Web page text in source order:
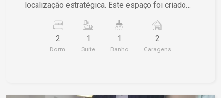
localização estratégica. Este espaço foi criado
seu dia a dia. Características do Imóvel 2
dormitórios espaçosos proporcionando conforto
pessoal Sala ampla permitindo que você
2
Dorm.
1
Suite
1
Banho
2
Garagens